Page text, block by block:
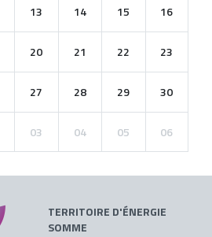
13 14 15 16
20 21 22 23
27 28 29 30
03 04 05 06
TERRITOIRE D'ÉNERGIE
SOMME